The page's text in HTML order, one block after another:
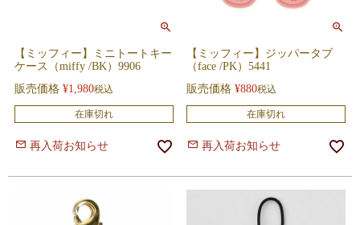
【ミッフィー】ミニトートキー
ケース（miffy /BK）9906
販売価格 ¥1,980税込
在庫切れ
再入荷お知らせ
【ミッフィー】ジッパータブ
（face /PK）5441
販売価格 ¥880税込
在庫切れ
再入荷お知らせ